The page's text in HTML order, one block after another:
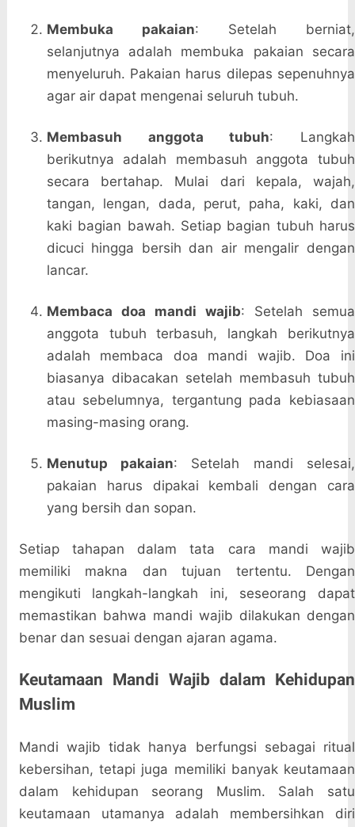
Membuka pakaian: Setelah berniat,
selanjutnya adalah membuka pakaian secara
menyeluruh. Pakaian harus dilepas sepenuhnya
agar air dapat mengenai seluruh tubuh.
Membasuh anggota tubuh: Langkah
berikutnya adalah membasuh anggota tubuh
secara bertahap. Mulai dari kepala, wajah,
tangan, lengan, dada, perut, paha, kaki, dan
kaki bagian bawah. Setiap bagian tubuh harus
dicuci hingga bersih dan air mengalir dengan
lancar.
Membaca doa mandi wajib: Setelah semua
anggota tubuh terbasuh, langkah berikutnya
adalah membaca doa mandi wajib. Doa ini
biasanya dibacakan setelah membasuh tubuh
atau sebelumnya, tergantung pada kebiasaan
masing-masing orang.
Menutup pakaian: Setelah mandi selesai,
pakaian harus dipakai kembali dengan cara
yang bersih dan sopan.
Setiap tahapan dalam tata cara mandi wajib
memiliki makna dan tujuan tertentu. Dengan
mengikuti langkah-langkah ini, seseorang dapat
memastikan bahwa mandi wajib dilakukan dengan
benar dan sesuai dengan ajaran agama.
Keutamaan Mandi Wajib dalam Kehidupan
Muslim
Mandi wajib tidak hanya berfungsi sebagai ritual
kebersihan, tetapi juga memiliki banyak keutamaan
dalam kehidupan seorang Muslim. Salah satu
keutamaan utamanya adalah membersihkan diri